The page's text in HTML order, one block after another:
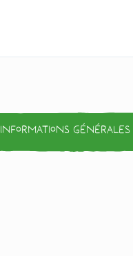
Informations générales